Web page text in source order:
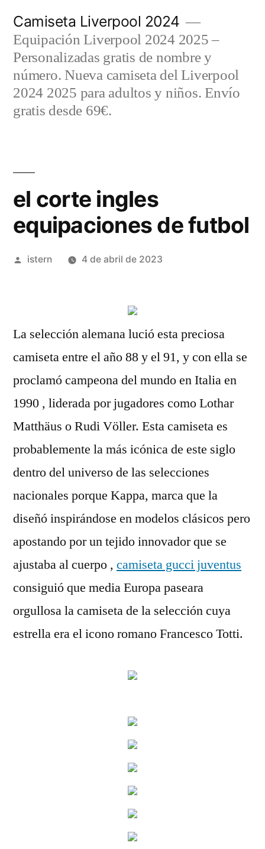
contenido
Camiseta Liverpool 2024
Equipación Liverpool 2024 2025 –
Personalizadas gratis de nombre y
número. Nueva camiseta del Liverpool
2024 2025 para adultos y niños. Envío
gratis desde 69€.
el corte ingles
equipaciones de futbol
Publicado
istern 4 de abril de 2023
La selección alemana lució esta preciosa
camiseta entre el año 88 y el 91, y con ella se
proclamó campeona del mundo en Italia en
1990 , liderada por jugadores como Lothar
Matthäus o Rudi Völler. Esta camiseta es
probablemente la más icónica de este siglo
dentro del universo de las selecciones
nacionales porque Kappa, marca que la
diseñó inspirándose en modelos clásicos pero
apostando por un tejido innovador que se
ajustaba al cuerpo , camiseta gucci juventus
consiguió que media Europa paseara
orgullosa la camiseta de la selección cuya
estrella era el icono romano Francesco Totti.